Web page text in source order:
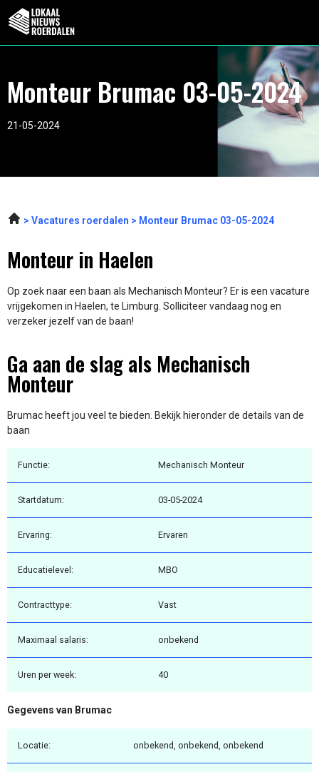
Monteur Brumac 03-05-2024
21-05-2024
Vacatures roerdalen Monteur Brumac 03-05-2024
Monteur in Haelen
Op zoek naar een baan als Mechanisch Monteur? Er is een vacature
vrijgekomen in Haelen, te Limburg. Solliciteer vandaag nog en
verzeker jezelf van de baan!
Ga aan de slag als Mechanisch
Monteur
Brumac heeft jou veel te bieden. Bekijk hieronder de details van de
baan
Functie: Mechanisch Monteur
Startdatum: 03-05-2024
Ervaring: Ervaren
Educatielevel: MBO
Contracttype: Vast
Maximaal salaris: onbekend
Uren per week: 40
Gegevens van Brumac
Locatie: onbekend, onbekend, onbekend